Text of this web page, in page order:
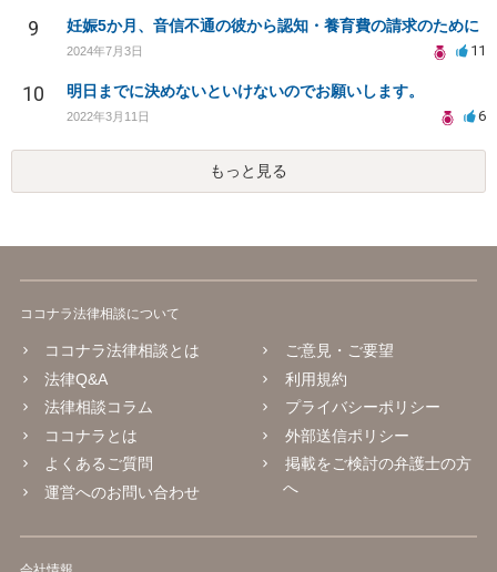
9 妊娠5か月、音信不通の彼から認知・養育費の請求のために
2024年7月3日 11
10 明日までに決めないといけないのでお願いします。
2022年3月11日 6
もっと見る
ココナラ法律相談について
ココナラ法律相談とは
法律Q&A
法律相談コラム
ココナラとは
よくあるご質問
運営へのお問い合わせ
ご意見・ご要望
利用規約
プライバシーポリシー
外部送信ポリシー
掲載をご検討の弁護士の方
へ